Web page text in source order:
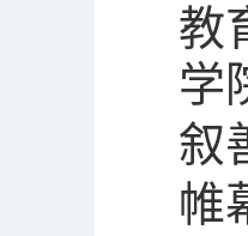
教
学
叙
帷